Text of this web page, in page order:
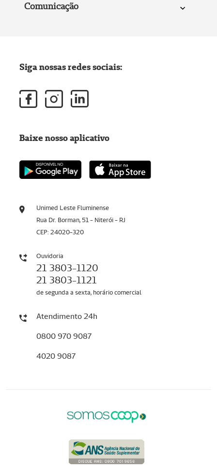
Comunicação
Unimed Leste Fluminense
Rua Dr. Borman, 51 - Niterói - RJ
CEP: 24020-320
Ouvidoria
21 3803-1120
21 3803-1121
de segunda a sexta, horário comercial
Atendimento 24h
0800 970 9087
4020 9087
Siga nossas redes sociais:
Baixe nosso aplicativo